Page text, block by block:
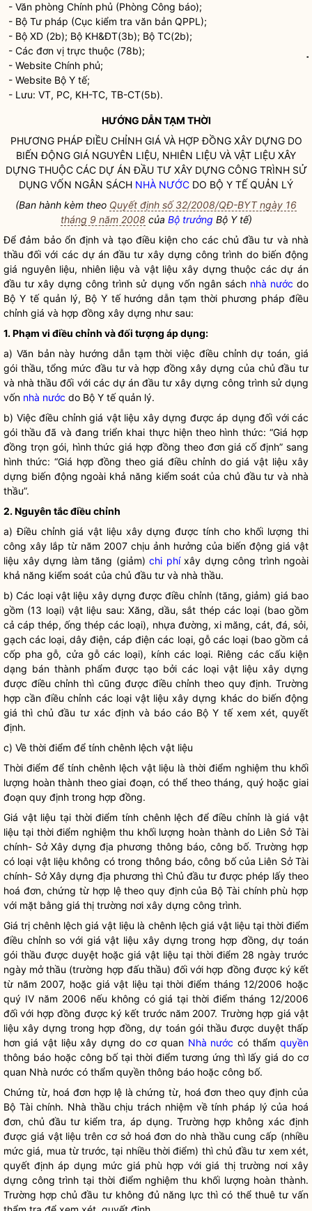
- Văn phòng Chính phủ (Phòng Công báo);
- Bộ Tư pháp (Cục kiểm tra văn bản QPPL);
- Bộ XD (2b); Bộ KH&ĐT(3b); Bộ TC(2b);
- Các đơn vị trực thuộc (78b);
- Website Chính phủ;
- Website Bộ Y tế;
- Lưu: VT, PC, KH-TC, TB-CT(5b).
HƯỚNG DẪN TẠM THỜI
PHƯƠNG PHÁP ĐIỀU CHỈNH GIÁ VÀ HỢP ĐỒNG XÂY DỰNG DO
BIẾN ĐỘNG GIÁ NGUYÊN LIỆU, NHIÊN LIỆU VÀ VẬT LIỆU XÂY
DỰNG THUỘC CÁC DỰ ÁN ĐẦU TƯ XÂY DỰNG CÔNG TRÌNH SỬ
DỤNG VỐN NGÂN SÁCH NHÀ NƯỚC DO BỘ Y TẾ QUẢN LÝ
(Ban hành kèm theo Quyết định số 32/2008/QĐ-BYT ngày 16
tháng 9 năm 2008 của Bộ trưởng Bộ Y tế)
Để đảm bảo ổn định và tạo điều kiện cho các chủ đầu tư và nhà
thầu đối với các dự án đầu tư xây dựng công trình do biến động
giá nguyên liệu, nhiên liệu và vật liệu xây dựng thuộc các dự án
đầu tư xây dựng công trình sử dụng vốn ngân sách nhà nước do
Bộ Y tế quản lý, Bộ Y tế hướng dẫn tạm thời phương pháp điều
chỉnh giá và hợp đồng xây dựng như sau:
1. Phạm vi điều chỉnh và đối tượng áp dụng:
a) Văn bản này hướng dẫn tạm thời việc điều chỉnh dự toán, giá
gói thầu, tổng mức đầu tư và hợp đồng xây dựng của chủ đầu tư
và nhà thầu đối với các dự án đầu tư xây dựng công trình sử dụng
vốn nhà nước do Bộ Y tế quản lý.
b) Việc điều chỉnh giá vật liệu xây dựng được áp dụng đối với các
gói thầu đã và đang triển khai thực hiện theo hình thức: “Giá hợp
đồng trọn gói, hình thức giá hợp đồng theo đơn giá cố định” sang
hình thức: “Giá hợp đồng theo giá điều chỉnh do giá vật liệu xây
dựng biến động ngoài khả năng kiểm soát của chủ đầu tư và nhà
thầu”.
2. Nguyên tắc điều chỉnh
a) Điều chỉnh giá vật liệu xây dựng được tính cho khối lượng thi
công xây lắp từ năm 2007 chịu ảnh hưởng của biến động giá vật
liệu xây dựng làm tăng (giảm) chi phíxây dựng công trình ngoài
khả năng kiểm soát của chủ đầu tư và nhà thầu.
b) Các loại vật liệu xây dựng được điều chỉnh (tăng, giảm) giá bao
gồm (13 loại) vật liệu sau: Xăng, dầu, sắt thép các loại (bao gồm
cả cáp thép, ống thép các loại), nhựa đường, xi măng, cát, đá, sỏi,
gạch các loại, dây điện, cáp điện các loại, gỗ các loại (bao gồm cả
cốp pha gỗ, cửa gỗ các loại), kính các loại. Riêng các cấu kiện
dạng bán thành phẩm được tạo bởi các loại vật liệu xây dựng
được điều chỉnh thì cũng được điều chỉnh theo quy định. Trường
hợp cần điều chỉnh các loại vật liệu xây dựng khác do biến động
giá thì chủ đầu tư xác định và báo cáo Bộ Y tế xem xét, quyết
định.
c) Về thời điểm để tính chênh lệch vật liệu
Thời điểm để tính chênh lệch vật liệu là thời điểm nghiệm thu khối
lượng hoàn thành theo giai đoạn, có thể theo tháng, quý hoặc giai
đoạn quy định trong hợp đồng.
Giá vật liệu tại thời điểm tính chênh lệch để điều chỉnh là giá vật
liệu tại thời điểm nghiệm thu khối lượng hoàn thành do Liên Sở Tài
chính- Sở Xây dựng địa phương thông báo, công bố. Trường hợp
có loại vật liệu không có trong thông báo, công bố của Liên Sở Tài
chính- Sở Xây dựng địa phương thì Chủ đầu tư được phép lấy theo
hoá đơn, chứng từ hợp lệ theo quy định của Bộ Tài chính phù hợp
với mặt bằng giá thị trường nơi xây dựng công trình.
Giá trị chênh lệch giá vật liệu là chênh lệch giá vật liệu tại thời điểm
điều chỉnh so với giá vật liệu xây dựng trong hợp đồng, dự toán
gói thầu được duyệt hoặc giá vật liệu tại thời điểm 28 ngày trước
ngày mở thầu (trường hợp đấu thầu) đối với hợp đồng được ký kết
từ năm 2007, hoặc giá vật liệu tại thời điểm tháng 12/2006 hoặc
quý IV năm 2006 nếu không có giá tại thời điểm tháng 12/2006
đối với hợp đồng được ký kết trước năm 2007. Trường hợp giá vật
liệu xây dựng trong hợp đồng, dự toán gói thầu được duyệt thấp
hơn giá vật liệu xây dựng do cơ quan Nhà nước có thẩmquyền
thông báo hoặc công bố tại thời điểm tương ứng thì lấy giá do cơ
quan Nhà nước có thẩm quyền thông báo hoặc công bố.
Chứng từ, hoá đơn hợp lệ là chứng từ, hoá đơn theo quy định của
Bộ Tài chính. Nhà thầu chịu trách nhiệm về tính pháp lý của hoá
đơn, chủ đầu tư kiểm tra, áp dụng. Trường hợp không xác định
được giá vật liệu trên cơ sở hoá đơn do nhà thầu cung cấp (nhiều
mức giá, mua từ trước, tại nhiều thời điểm) thì chủ đầu tư xem xét,
quyết định áp dụng mức giá phù hợp với giá thị trường nơi xây
dựng công trình tại thời điểm nghiệm thu khối lượng hoàn thành.
Trường hợp chủ đầu tư không đủ năng lực thì có thể thuê tư vấn